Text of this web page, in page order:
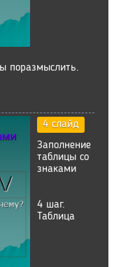
поразмыслить.
4 слайд
Заполнение
таблицы со
знаками
4 шаг.
Таблица